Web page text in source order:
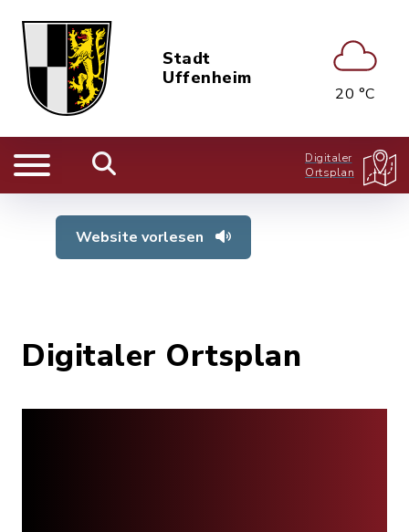
Stadt
Uffenheim
20 °C
Digitaler
Ortsplan
Website vorlesen
Digitaler Ortsplan